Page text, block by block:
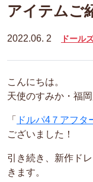
アイテムご
2022.06. 2 ドール
こんにちは。
天使のすみか・福岡
「 ドルパ4７アフタ
ございました！
引き続き、新作ド
きます。